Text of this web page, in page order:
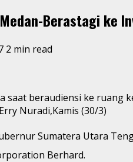
Berastagi ke
2 min read
saat beraudiensi ke ruang
Nuradi,Kamis (30/3)
Sumatera Utara
Berhard.